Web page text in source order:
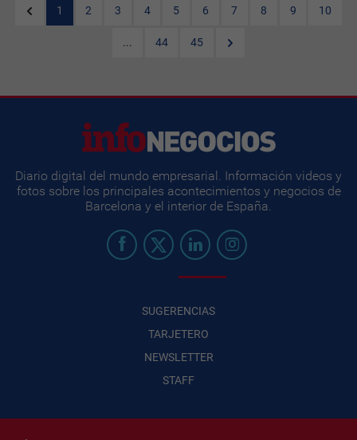
1 2 3 4 5 6 7 8 9 10
... 44 45
Diario digital del mundo empresarial. Información videos y
fotos sobre los principales acontecimientos y negocios de
Barcelona y el interior de España.
SUGERENCIAS
TARJETERO
NEWSLETTER
STAFF